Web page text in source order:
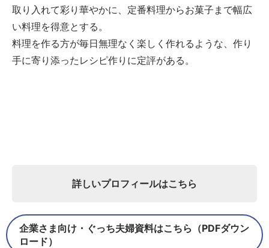
取り入れて彩り華やかに、定番料理からお菓子まで幅広
い料理を得意とする。
料理を作る方が毎日無理なく楽しく作れるような、作り
手に寄り添ったレシピ作りに定評がある。
詳しいプロフィールはこちら
企業さま向け・ぐっち夫婦資料はこちら（PDFダウン
ロード）